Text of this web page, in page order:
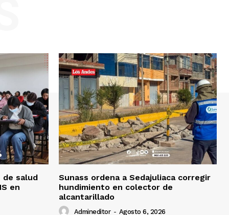
de salud
en
Sunass ordena a Sedajuliaca corregir
hundimiento en colector de
alcantarillado
Admineditor - Agosto 6, 2026